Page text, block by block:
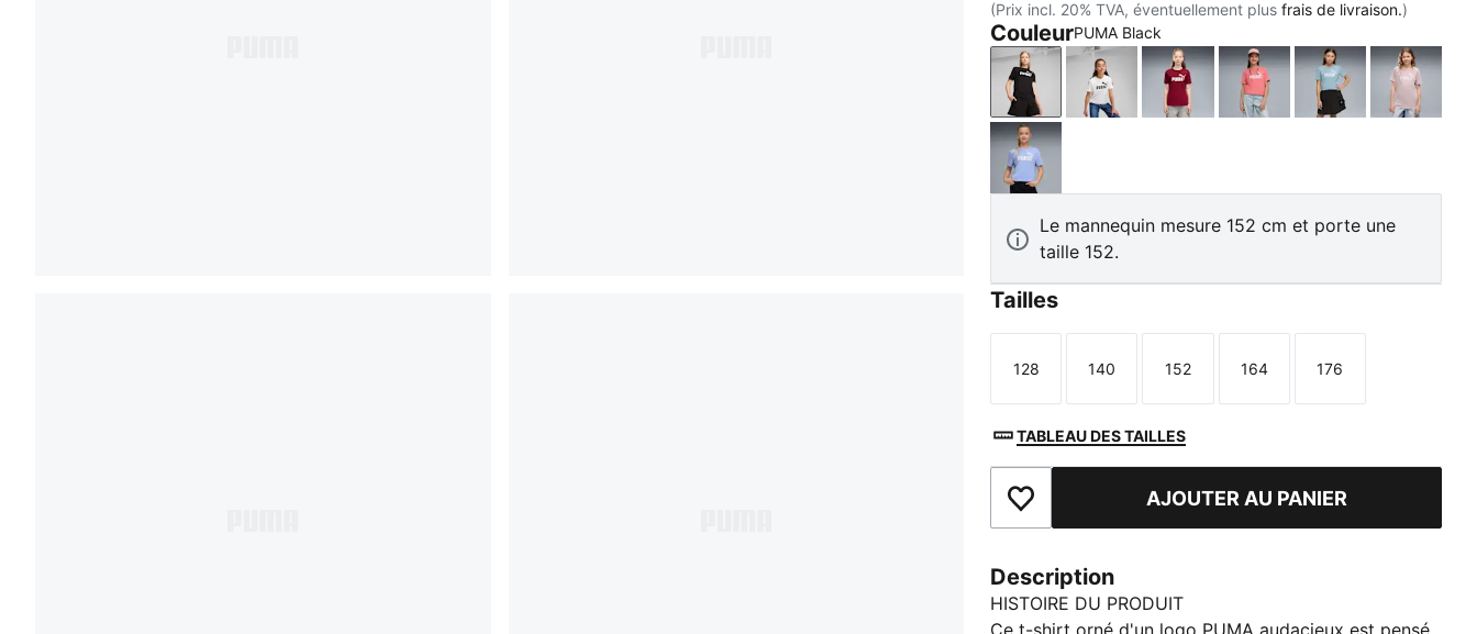
(Prix incl. 20% TVA, éventuellement plusfrais de livraison.)
CouleurPUMA Black
PUMA BlackPUMA WhiteGarnet GlowWild PinkSeafoam Misty
Intense Lavender
Le mannequin mesure 152 cm et porte une
taille 152.
Tailles
Taille
128
Taille
140
Taille
152
Taille
164
Taille
176
TABLEAU DES TAILLES
Ajouter aux favorisAJOUTER AU PANIER
Description
HISTOIRE DU PRODUIT